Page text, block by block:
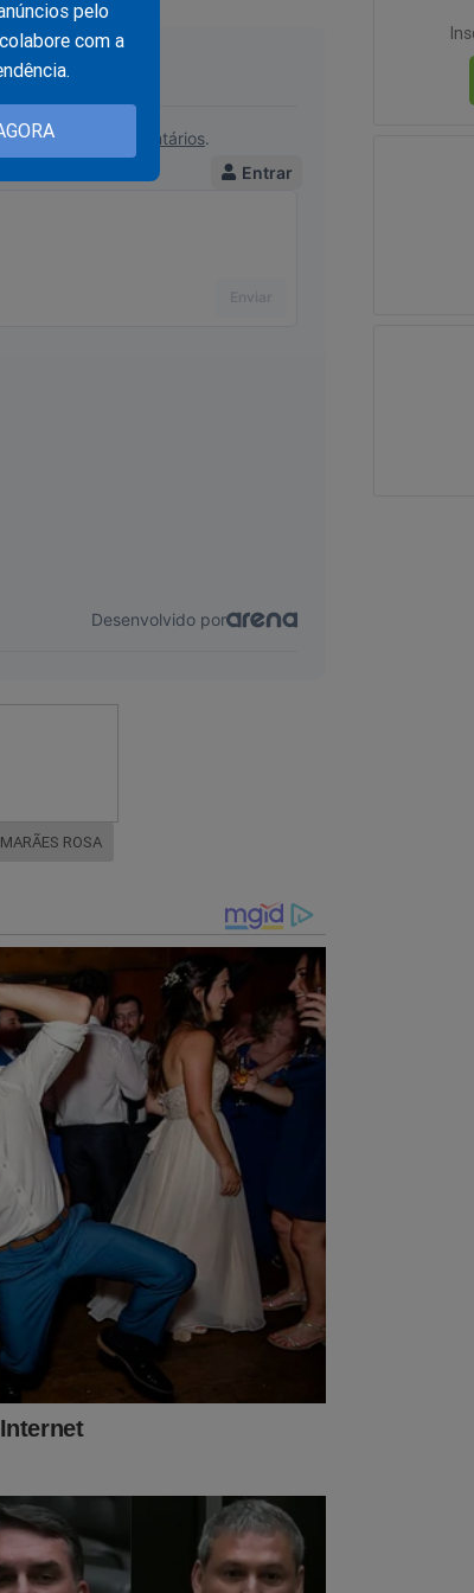
pelo
com a
que cumpriam a função de
que fim fazia aquilo? Pois deu no
os mesmos que insuflaram o
de golpe), os mesmos que
fez o que fez naquele dia fatídico.
ROSA